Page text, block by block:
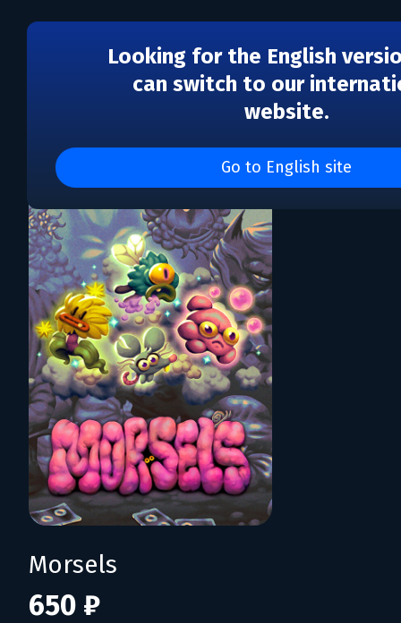
Looking for the English
can switch to our
website.
Go to English site
Каталог игр Furcula
Morsels
650 ₽